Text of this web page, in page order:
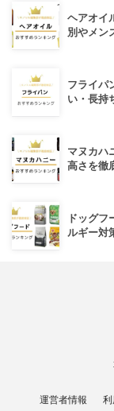
ヘアオイ
別やメン
フライパ
い・長持
マヌカハ
高さを徹
ドッグ
ルギー対
運営者情報